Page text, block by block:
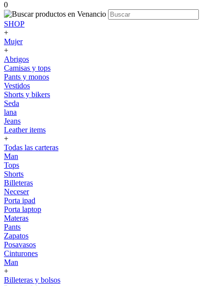
0
SHOP
+
Mujer
+
Abrigos
Camisas y tops
Pants y monos
Vestidos
Shorts y bikers
Seda
lana
Jeans
Leather items
+
Todas las carteras
Man
Tops
Shorts
Billeteras
Neceser
Porta ipad
Porta laptop
Materas
Pants
Zapatos
Posavasos
Cinturones
Man
+
Billeteras y bolsos